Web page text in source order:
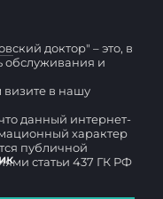
доктор" – это, в
обслуживания и
в нашу
данный интернет-
характер
публичной
статьи 437 ГК РФ